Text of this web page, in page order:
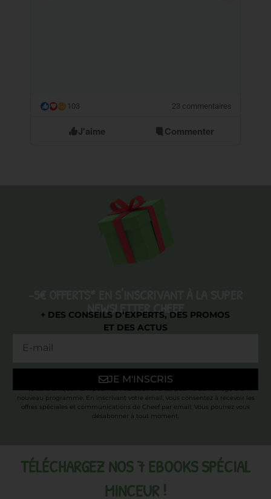
😮 103 23 commentaires
J'aime Commenter
NEWSLETTER CHEEF
+ DES CONSEILS D’EXPERTS, DES PROMOS
ET DES ACTUS
JE M'INSCRIS
* Valable uniquement pour les nouveaux clients, pour le démarrage d’un
nouveau programme. En inscrivant votre email, vous consentez à recevoir les
offres spéciales et communications de Cheef par email. Vous pourrez vous
désabonner à tout moment.
TÉLÉCHARGEZ NOS 7 EBOOKS SPÉCIAL
MINCEUR !